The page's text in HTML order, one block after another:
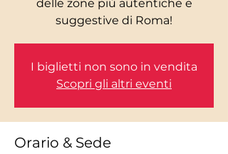
delle zone più autentiche e
I biglietti non sono in vendita
Scopri gli altri eventi
Orario & Sede